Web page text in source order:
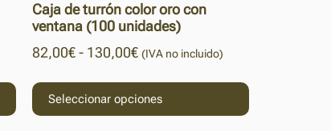
Caja de turrón color oro con
ventana (100 unidades)
82,00€- 130,00€ (IVA no incluido)
Seleccionar opciones